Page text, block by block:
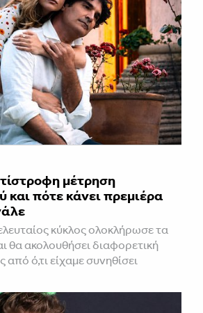
μέτρηση
και πότε κάνει πρεμιέρα
κύκλος ολοκλήρωσε τα
θα ακολουθήσει διαφορετική
ό,τι είχαμε συνηθίσει